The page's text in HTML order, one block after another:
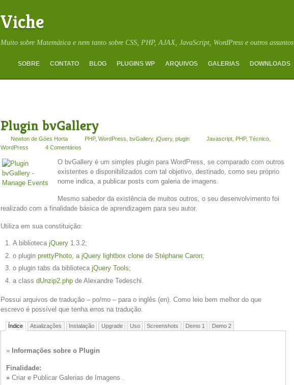
Viche
Muito sobre Matemática e nem tanto sobre CSS, PHP, AJAX, JavaScript, WordPress e outros assuntos
SOBRE CONTATO BLOG PLUGINS WP ARQUIVOS GALERIAS DOWNLOADS
Plugin bvGallery
Newton de Góes Horta PHP, WordPress bvGallery, jQuery, plugin Javascript PHP, Técnico
WordPress
4 Comentários
O bvGallery é um simples plugin para WordPress, se comparado com outros
existentes e disponibilizados com tal objetivo, destinado, como seu próprio
nome indica, a publicar posts com galeria de imagens.
Mesmo sabedor da existência de muitos outros, o seu desenvolvimento foi
realizado com a finalidade básica de aprendizagem para seu autor.
Utiliza em sua constituição:
A biblioteca jQuery 1.3.2;
o plugin prettyPhoto, a jQuery lightbox clone de Stéphane Caron;
o plugin tabs da biblioteca jQuery Tools;
a class dUnzip2.php de Alexandre Tedeschi.
Possui arquivos de tradução – po/mo – para o inglês (en). Como leio bem melhor do que
escrevo é possível que tenha erros na tradução.
Índice Atualizações Instalação Upgrade Uso Screenshots Demo 1 Demo 2
» Informações sobre o Plugin
Finalidade:
» Criar e Publicar Galerias de Imagens .